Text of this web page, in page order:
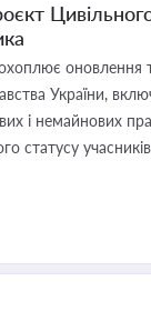
оновлення
України,
і немайнових
статусу